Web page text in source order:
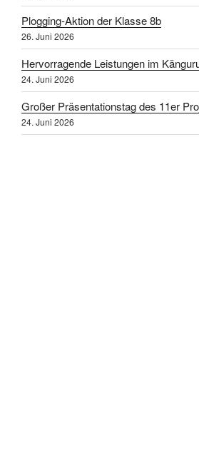
Plogging-Aktion der Klasse 8b
26. Juni 2026
Hervorragende Leistungen im
24. Juni 2026
Großer Präsentationstag des 11er
24. Juni 2026